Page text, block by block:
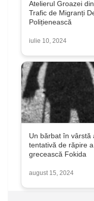
Atelierul Groazei
Trafic de Migranți
Polițienească
iulie 10, 2024
Un bărbat în vârstă
tentativă de răpire
grecească Fokida
august 15, 2024